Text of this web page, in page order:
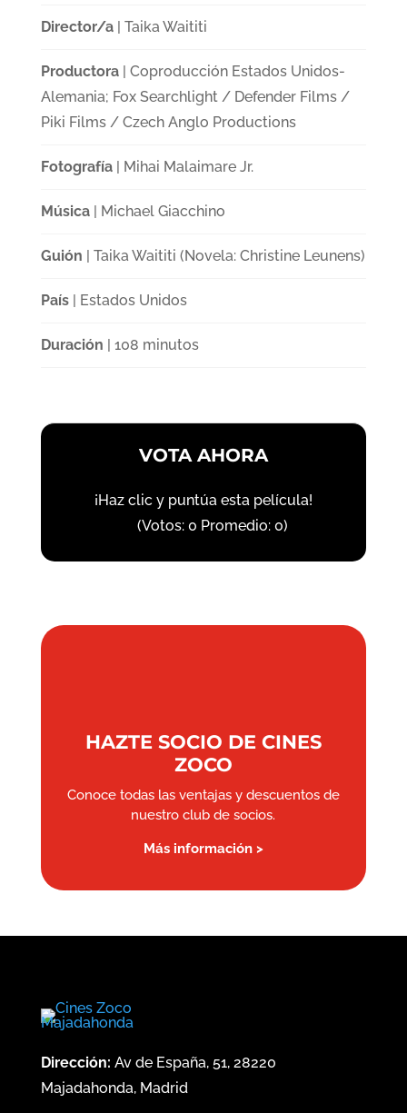
Director/a| Taika Waititi
Productora| Coproducción Estados Unidos-
Alemania; Fox Searchlight / Defender Films /
Piki Films / Czech Anglo Productions
Fotografía| Mihai Malaimare Jr.
Música| Michael Giacchino
Guión | Taika Waititi (Novela: Christine Leunens)
País| Estados Unidos
Duración | 108 minutos
VOTA AHORA
¡Haz clic y puntúa esta película!
(Votos: 0 Promedio: 0)
HAZTE SOCIO DE CINES
ZOCO
Conoce todas las ventajas y descuentos de
nuestro club de socios.
Más información >
Dirección: Av de España, 51, 28220
Majadahonda, Madrid